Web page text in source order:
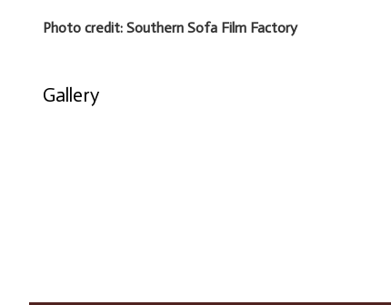
Photo credit: Southern Sofa Film Factory
Gallery